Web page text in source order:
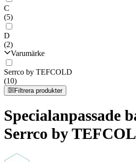
C
(5)
D
(2)
Varumärke
Serrco by TEFCOLD
(10)
Filtrera produkter
Specialanpassade
Serrco by